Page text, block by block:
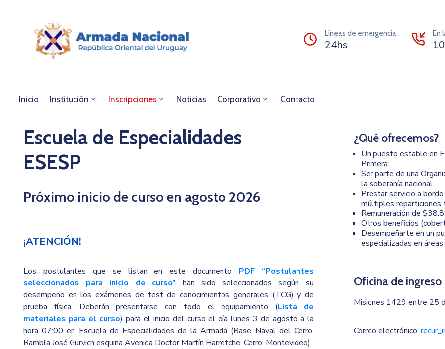
Líneas de emergencia
24hs
En
Inicio Institución Inscripciones Noticias Corporativo Contacto
Escuela de Especialidades
ESESP
Próximo inicio de curso en agosto 2026
¡ATENCIÓN!
Los postulantes que se listan en este documento PDF “Postulantes
seleccionados para inicio de curso” han sido seleccionados según su
desempeño en los exámenes de test de conocimientos generales (TCG) y de
prueba física. Deberán presentarse con todo el equipamiento (Lista de
materiales para el curso) para el inicio del curso el día lunes 3 de agosto a la
hora 07:00 en Escuela de Especialidades de la Armada (Base Naval del Cerro.
Rambla José Gurvich esquina Avenida Doctor Martín Harretche, Cerro, Montevideo).
¿Qué ofrecemos?
Un puesto estable en
Primera.
Ser parte de una
la soberanía nacional.
Prestar servicio a
múltiples reparticiones
Remuneración de
Otros beneficios
Desempeñarte en un
especializadas en
Oficina de ingreso
Misiones 1429 entre 25
Correo electrónico: